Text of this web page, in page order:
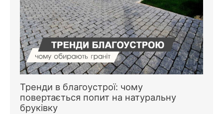
Тренди в благоустрої: чому
повертається попит на натуральну
бруківку